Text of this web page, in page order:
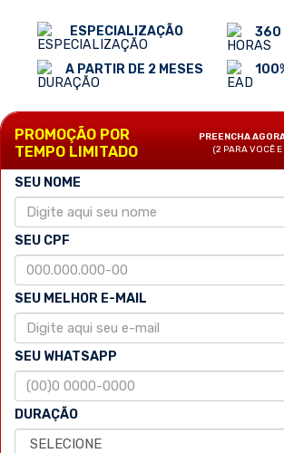
ESPECIALIZAÇÃO
A PARTIR DE 2 MESES
360
PROMOÇÃO POR
TEMPO LIMITADO
PREENCHA
(2 PARA VOCÊ
SEU NOME
SEU CPF
SEU MELHOR E-MAIL
SEU WHATSAPP
DURAÇÃO